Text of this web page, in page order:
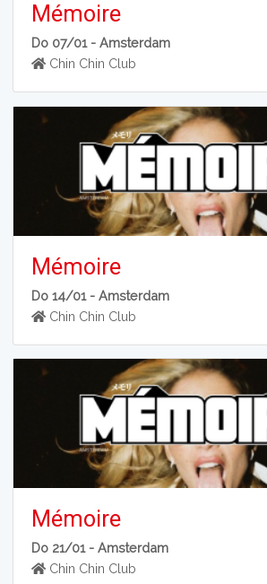
Mémoire
Do 07/01 -Amsterdam
Chin Chin Club
Mémoire
Do 14/01 -Amsterdam
Chin Chin Club
Mémoire
Do 21/01 -Amsterdam
Chin Chin Club